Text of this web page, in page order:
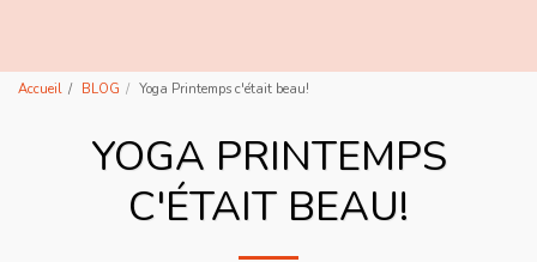
Accueil BLOG Yoga Printemps c'était beau!
YOGA PRINTEMPS
C'ÉTAIT BEAU!